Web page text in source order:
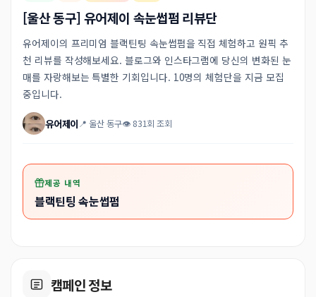
[울산 동구] 유어제이 속눈썹펌 리뷰단
유어제이의 프리미엄 블랙틴팅 속눈썹펌을 직접 체험하고 원픽 추
천 리뷰를 작성해보세요. 블로그와 인스타그램에 당신의 변화된 눈
매를 자랑해보는 특별한 기회입니다. 10명의 체험단을 지금 모집
중입니다.
유어제이 📍 울산 동구👁 831회 조회
제공 내역
블랙틴팅 속눈썹펌
캠페인 정보